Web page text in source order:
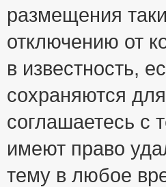
размещения
отключению от
в известность,
сохраняются
соглашаетесь с
имеют право
тему в любое